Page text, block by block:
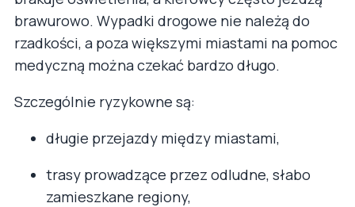
brawurowo. Wypadki drogowe nie należą do
rzadkości, a poza większymi miastami na pomoc
medyczną można czekać bardzo długo.
Szczególnie ryzykowne są:
długie przejazdy między miastami,
trasy prowadzące przez odludne, słabo
zamieszkane regiony,